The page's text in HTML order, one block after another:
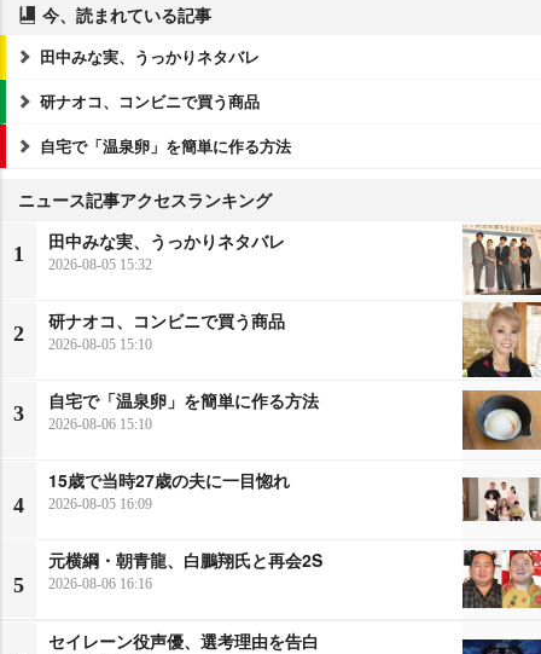
今、読まれている記事
田中みな実、うっかりネタバレ
研ナオコ、コンビニで買う商品
自宅で「温泉卵」を簡単に作る方法
ニュース記事アクセスランキング
1
田中みな実、うっかりネタバレ
2026-08-05 15:32
2
研ナオコ、コンビニで買う商品
2026-08-05 15:10
3
自宅で「温泉卵」を簡単に作る方法
2026-08-06 15:10
4
15歳で当時27歳の夫に一目惚れ
2026-08-05 16:09
5
元横綱・朝青龍、白鵬翔氏と再会2S
2026-08-06 16:16
セイレーン役声優、選考理由を告白